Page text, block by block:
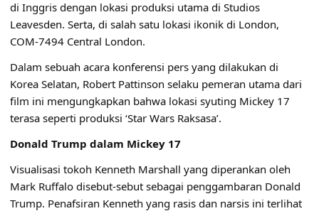
di Inggris dengan lokasi produksi utama di Studios
Leavesden. Serta, di salah satu lokasi ikonik di London,
COM-7494 Central London.
Dalam sebuah acara konferensi pers yang dilakukan di
Korea Selatan, Robert Pattinson selaku pemeran utama dari
film ini mengungkapkan bahwa lokasi syuting Mickey 17
terasa seperti produksi ‘Star Wars Raksasa’.
Donald Trump dalam Mickey 17
Visualisasi tokoh Kenneth Marshall yang diperankan oleh
Mark Ruffalo disebut-sebut sebagai penggambaran Donald
Trump. Penafsiran Kenneth yang rasis dan narsis ini terlihat